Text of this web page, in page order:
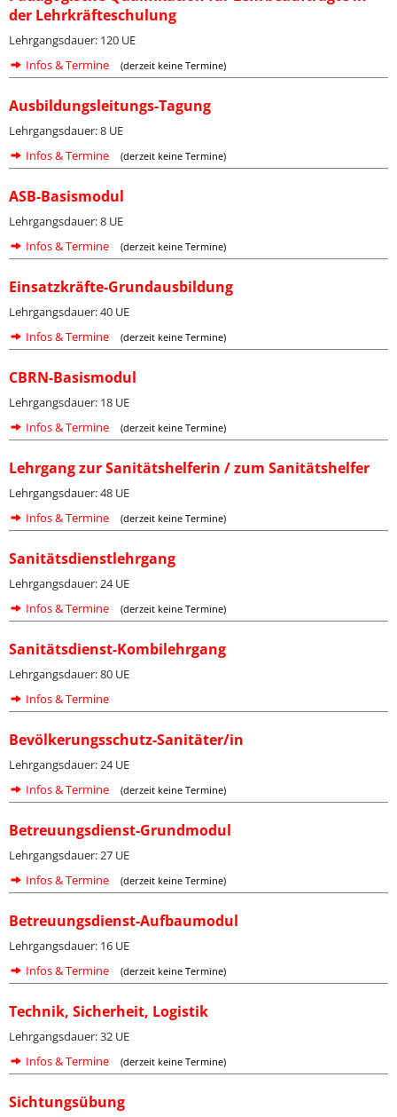
der Lehrkräfteschulung
Lehrgangsdauer: 120 UE
Infos & Termine
(derzeit keine Termine)
Ausbildungsleitungs-Tagung
Lehrgangsdauer: 8 UE
Infos & Termine
(derzeit keine Termine)
ASB-Basismodul
Lehrgangsdauer: 8 UE
Infos & Termine
(derzeit keine Termine)
Einsatzkräfte-Grundausbildung
Lehrgangsdauer: 40 UE
Infos & Termine
(derzeit keine Termine)
CBRN-Basismodul
Lehrgangsdauer: 18 UE
Infos & Termine
(derzeit keine Termine)
Lehrgang zur Sanitätshelferin / zum Sanitätshelfer
Lehrgangsdauer: 48 UE
Infos & Termine
(derzeit keine Termine)
Sanitätsdienstlehrgang
Lehrgangsdauer: 24 UE
Infos & Termine
(derzeit keine Termine)
Sanitätsdienst-Kombilehrgang
Lehrgangsdauer: 80 UE
Infos & Termine
Bevölkerungsschutz-Sanitäter/in
Lehrgangsdauer: 24 UE
Infos & Termine
(derzeit keine Termine)
Betreuungsdienst-Grundmodul
Lehrgangsdauer: 27 UE
Infos & Termine
(derzeit keine Termine)
Betreuungsdienst-Aufbaumodul
Lehrgangsdauer: 16 UE
Infos & Termine
(derzeit keine Termine)
Technik, Sicherheit, Logistik
Lehrgangsdauer: 32 UE
Infos & Termine
(derzeit keine Termine)
Sichtungsübung